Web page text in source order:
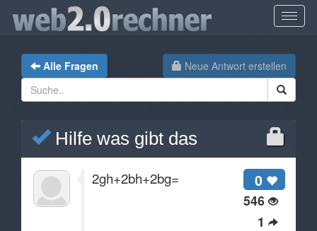
Neue Antwort erstellen
Alle Fragen
Hilfe was gibt das
0
546
1
2gh+2bh+2bg=